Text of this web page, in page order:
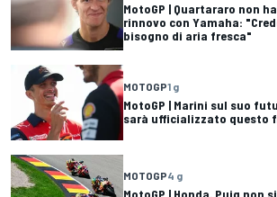
MotoGP | Quartararo non
rinnovo con Yamaha:
bisogno di aria fresca"
MOTOGP1 g
MotoGP | Marini sul suo
sarà ufficializzato questo
MOTOGP4 g